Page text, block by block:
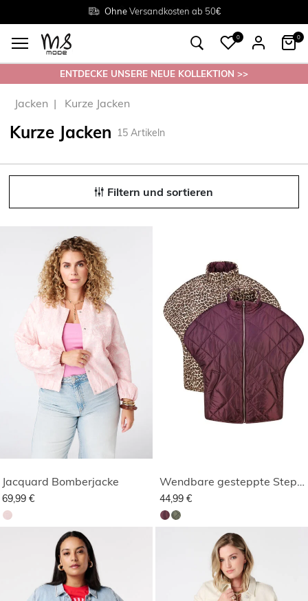
OhneVersandkosten ab 50€
Grösse38 - 54
Rückgabe innerhalb 30 Tagen
0 0
ENTDECKE UNSERE NEUE KOLLEKTION >>
Jacken Kurze Jacken
Kurze Jacken 15 Artikeln
Filtern und sortieren
Jacquard Bomberjacke
69,99 €
Wendbare gesteppte Steppweste
44,99 €